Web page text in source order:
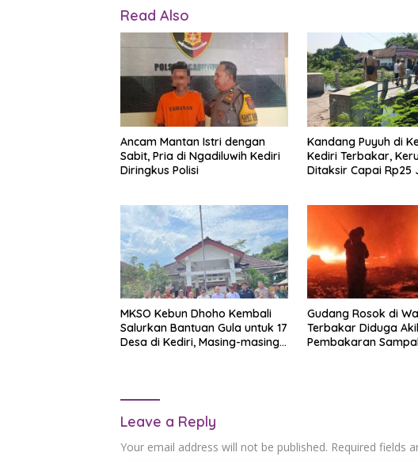
Read Also
Ancam Mantan Istri dengan
Sabit, Pria di Ngadiluwih Kediri
Diringkus Polisi
Kandang Puyuh di
Kediri Terbakar,
Ditaksir Capai Rp25
MKSO Kebun Dhoho Kembali
Salurkan Bantuan Gula untuk 17
Desa di Kediri, Masing-masing
Gudang Rosok di
Terbakar Diduga
Pembakaran
Leave a Reply
Your email address will not be published. Required fields